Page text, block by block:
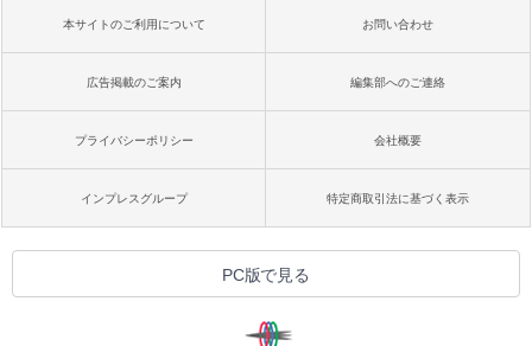
本サイトのご利用について お問い合わせ
広告掲載のご案内 編集部へのご連絡
プライバシーポリシー 会社概要
インプレスグループ 特定商取引法に基づく表示
PC版で見る